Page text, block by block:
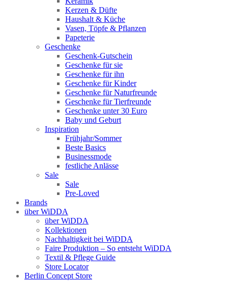
Kerzen & Düfte
Haushalt & Küche
Vasen, Töpfe & Pflanzen
Papeterie
Geschenke
Geschenk-Gutschein
Geschenke für sie
Geschenke für ihn
Geschenke für Kinder
Geschenke für Naturfreunde
Geschenke für Tierfreunde
Geschenke unter 30 Euro
Baby und Geburt
Inspiration
Frühjahr/Sommer
Beste Basics
Businessmode
festliche Anlässe
Sale
Sale
Pre-Loved
Brands
über WiDDA
über WiDDA
Kollektionen
Nachhaltigkeit bei WiDDA
Faire Produktion – So entsteht WiDDA
Textil & Pflege Guide
Store Locator
Berlin Concept Store